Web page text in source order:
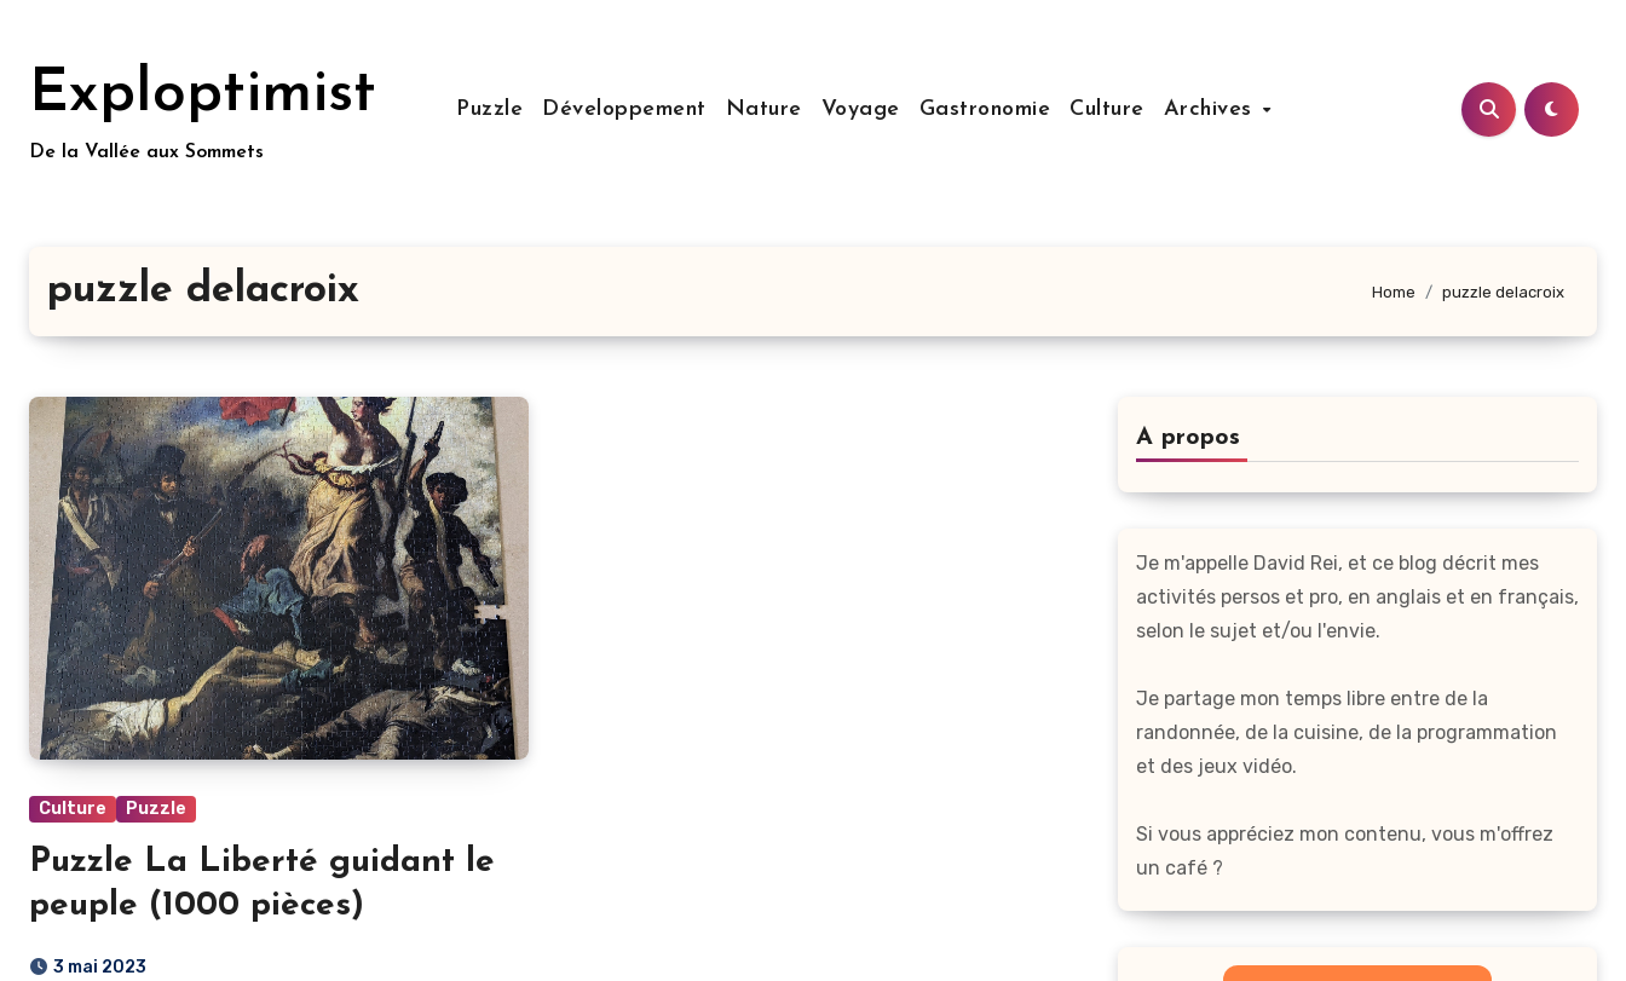
contenu
principalExploptimist
De la Vallée aux Sommets
Puzzle Développement Nature Voyage Gastronomie Culture Archives
puzzle delacroix Home puzzle delacroix
Culture Puzzle
Puzzle La Liberté guidant le
peuple (1000 pièces)
3 mai 2023
A propos
Je m'appelle David Rei, et ce blog décrit mes
activités persos et pro, en anglais et en français,
selon le sujet et/ou l'envie.
Je partage mon temps libre entre de la
randonnée, de la cuisine, de la programmation
et des jeux vidéo.
Si vous appréciez mon contenu, vous m'offrez
un café ?